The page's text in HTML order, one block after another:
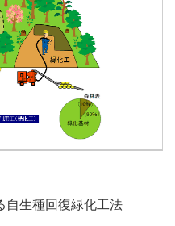
自生種回復緑化工法